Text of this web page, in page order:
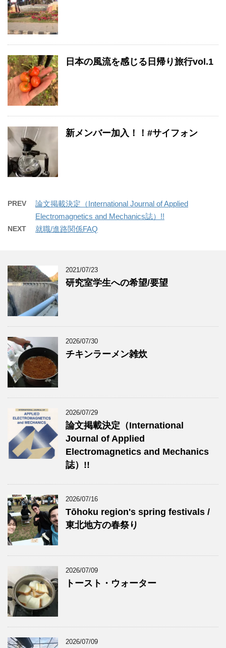
日本の風流を感じる日帰り旅行vol.1
新メンバー加入！！#サイフォン
PREV
論文掲載決定（International Journal of Applied
Electromagnetics and Mechanics誌）!!
NEXT 就職/進路関係FAQ
2021/07/23
研究室学生への希望/要望
2026/07/30
チキンラーメン雑炊
2026/07/29
論文掲載決定（International
Journal of Applied
Electromagnetics and Mechanics
誌）!!
2026/07/16
Tōhoku region's spring festivals /
東北地方の春祭り
2026/07/09
トースト・ウォーター
2026/07/09